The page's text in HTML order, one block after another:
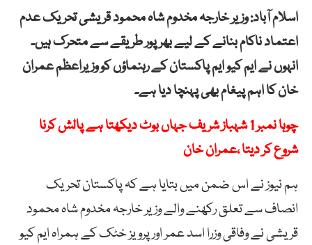
اسلام آباد: وزیر خارجہ مخدوم شاہ محمود قریشی تحریک عدم
اعتماد ناکام بنانے کے لیے بھرپور طریقے سے متحرک ہیں۔
انہوں نے ایم کیو ایم پاکستان کے رہنماؤں کو وزیراعظم عمران
خان کا اہم پیغام بھی پہنچا دیا ہے۔
چوہا نمبر 1 شہباز شریف جہاں بوٹ دیکھتا ہے پالش کرنا
شروع کر دیتا ،عمران خان
ہم نیوز نے اس ضمن میں بتایا ہے کہ پاکستان تحریک
انصاف سے تعلق رکھنے والے وزیر خارجہ مخدوم شاہ محمود
قریشی نے وفاقی وزرا اسد عمر اور پرویز خٹک کے ہمراہ ایم کیو